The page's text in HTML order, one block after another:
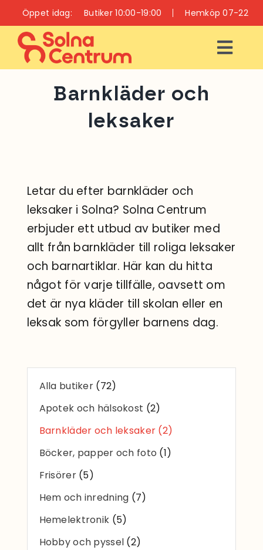
Fortsätt
till
innehållet
Öppet idag: Butiker 10:00-19:00 Hemköp 07-22
ÖPPETTIDER
INFO
RESTAURANGER
OCH CAFÉER
Sök
efter:
Barnkläder och
leksaker
Letar du efter barnkläder och
leksaker i Solna? Solna Centrum
erbjuder ett utbud av butiker med
allt från barnkläder till roliga leksaker
och barnartiklar. Här kan du hitta
något för varje tillfälle, oavsett om
det är nya kläder till skolan eller en
leksak som förgyller barnens dag.
Alla butiker(72)
Apotek och hälsokost (2)
Barnkläder och leksaker (2)
Böcker, papper och foto (1)
Frisörer(5)
Hem och inredning (7)
Hemelektronik (5)
Hobby och pyssel (2)